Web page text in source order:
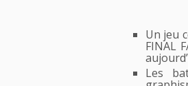
Un jeu
FINAL
Les